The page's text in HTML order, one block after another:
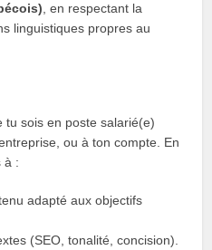
, en respectant la
linguistiques propres au
tu sois en poste salarié(e)
ou à ton compte. En
à :
adapté aux objectifs
(SEO, tonalité, concision).